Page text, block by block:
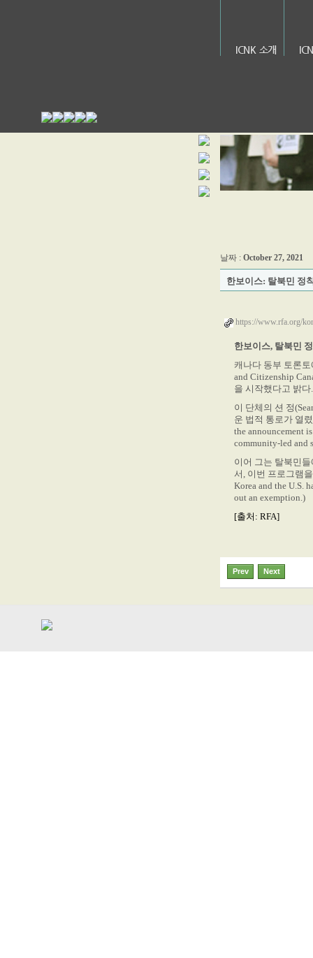
ICNK 소개
날짜 : October 27, 2021
한보이스: 탈북민 정
https://www.rfa.org/
한보이스, 탈북민
캐나다 동부 토론토
and Citizenship
을 시작했다고 밝다.
이 단체의 션 정
운 법적 통로가 열
the announcement
community-led and
이어 그는 탈북민
서, 이번 프로그램
Korea and the U.S.
out an exemption.)
[출처: RFA]
Prev Next